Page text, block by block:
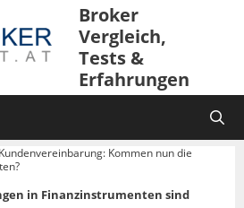
Broker
Vergleich,
Tests &
Erfahrungen
Kommen nun die
in Finanzinstrumenten sind